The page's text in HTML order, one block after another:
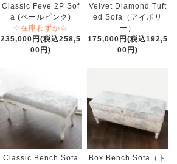
Classic Feve 2P Sof
a (ペールピンク)
☆在庫わずか☆
235,000円(税込258,5
00円)
Velvet Diamond Tuft
ed Sofa（アイボリ
ー）
175,000円(税込192,5
00円)
Classic Bench Sofa
Box Bench Sofa（ト